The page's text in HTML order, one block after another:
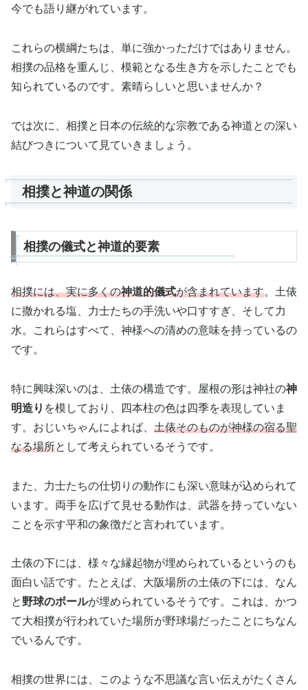
今でも語り継がれています。
これらの横綱たちは、単に強かっただけではありません。
相撲の品格を重んじ、模範となる生き方を示したことでも
知られているのです。素晴らしいと思いませんか？
では次に、相撲と日本の伝統的な宗教である神道との深い
結びつきについて見ていきましょう。
相撲と神道の関係
相撲の儀式と神道的要素
相撲には、実に多くの神道的儀式が含まれています。土俵
に撒かれる塩、力士たちの手洗いや口すすぎ、そして力
水。これらはすべて、神様への清めの意味を持っているの
です。
特に興味深いのは、土俵の構造です。屋根の形は神社の神
明造り を模しており、四本柱の色は四季を表現していま
す。おじいちゃんによれば、 土俵そのものが神様の宿る聖
なる場所として考えられているそうです。
また、力士たちの仕切りの動作にも深い意味が込められて
います。両手を広げて見せる動作は、武器を持っていない
ことを示す平和の象徴だと言われています。
土俵の下には、様々な縁起物が埋められているというのも
面白い話です。たとえば、大阪場所の土俵の下には、なん
と 野球のボールが埋められているそうです。これは、かつ
て大相撲が行われていた場所が野球場だったことにちなん
でいるんです。
相撲の世界には、このような不思議な言い伝えがたくさん